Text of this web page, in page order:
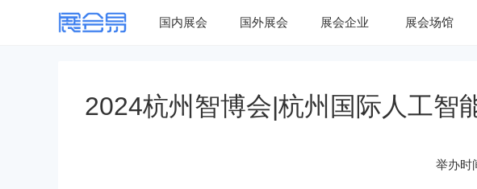
国内展会 国外展会 展会企业 展会场馆
2024杭州智博会|杭州国际人工智
举办时